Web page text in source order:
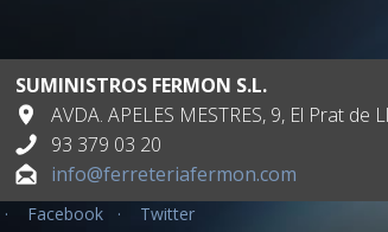
SUMINISTROS FERMON S.L.
AVDA. APELES MESTRES, 9, El Prat
93 379 03 20
info@ferreteriafermon.com
· Facebook· Twitter